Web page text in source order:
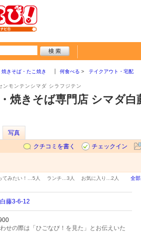
焼きそば・たこ焼き 何食べる テイクアウト・宅配
ンモンテンシマダ シラフジテン
焼きそば専門店 シマダ白
写真
クチコミを書く
チェックイン
てみたい！… 5人 ランチ… 3人 お気に入り… 2人 全
藤3-6-12
せの際は「ひごなび！を見た」とお伝えいた